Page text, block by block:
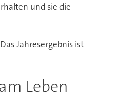
und sie die
Jahresergebnis ist
Leben